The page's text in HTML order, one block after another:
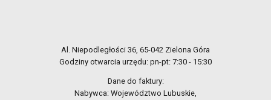
Al. Niepodległości 36, 65-042 Zielona Góra
Godziny otwarcia urzędu: pn-pt: 7:30 - 15:30
Dane do faktury:
Nabywca: Województwo Lubuskie,